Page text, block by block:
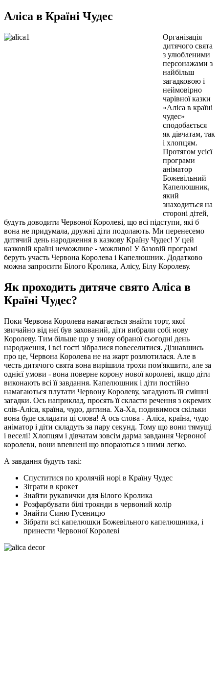
Аліса в Країні Чудес
Організація
дитячого свята
з улюбленими
персонажами з
найбільш
загадковою і
неймовірно
чарівної казки
«Аліса в країні
чудес»
сподобається
як дівчатам, так
і хлопцям.
Протягом усієї
програми
аніматор
Божевільний
Капелюшник,
який
знаходиться на
стороні дітей,
будуть доводити Червоної Королеві, що всі підступи, які б
вона не придумала, дружні діти подолають. Ми перенесемо
дитячий день народження в казкову Країну Чудес! У цей
казковій країні неможливе - можливо! У базовій програмі
беруть участь Червона Королева і Капелюшник. Додатково
можна запросити Білого Кролика, Алісу, Білу Королеву.
Як проходить дитяче свято Аліса в
Країні Чудес?
Поки Червона Королева намагається знайти торт, якої
звичайно від неї був захований, діти вибрали собі нову
Королеву. Тим більше що у знову обраної сьогодні день
народження, і всі гості зібралися повеселитися. Дізнавшись
про це, Червона Королева не на жарт розлютилася. Але в
честь дитячого свята вона вирішила трохи пом'якшити, але за
однієї умови - вона поверне корону нової королеві, якщо діти
виконають всі її завдання. Капелюшник і діти постійно
намагаються плутати Червону Королеву, загадують їй смішні
загадки. Ось наприклад, просять її скласти речення з окремих
слів-Аліса, країна, чудо, дитина. Ха-Ха, подивимося скільки
вона буде складати ці слова! А ось слова - Аліса, країна, чудо
аніматор і діти складуть за пару секунд. Тому що вони тямущі
і веселі! Хлопцям і дівчатам зовсім дарма завдання Червоної
королеви, вони впевнені що впораються з ними легко.
А завдання будуть такі:
Спуститися по кролячій норі в Країну Чудес
Зіграти в крокет
Знайти рукавички для Білого Кролика
Розфарбувати білі троянди в червоний колір
Знайти Синю Гусеницю
Зібрати всі капелюшки Божевільного капелюшника, і
принести Червоної Королеві